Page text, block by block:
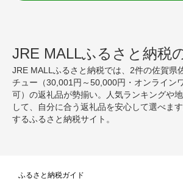
JRE MALLふるさと納税
JRE MALLふるさと納税では、2件の佐賀
チュー（30,001円～50,000円・オンライン
可）の返礼品が勢揃い。人気ランキングや
して、自分に合う返礼品を安心して選べま
するふるさと納税サイト。
ふるさと納税ガイド